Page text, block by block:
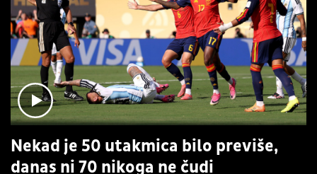
Nekad je 50 utakmica bilo previše,
danas ni 70 nikoga ne čudi